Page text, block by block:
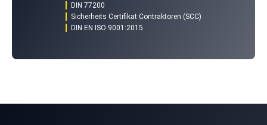
DIN 77200
Sicherheits Certifikat Contraktoren (SCC)
DIN EN ISO 9001:2015